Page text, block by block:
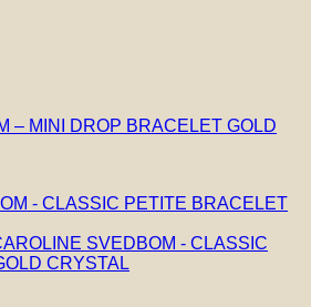
– MINI DROP BRACELET GOLD